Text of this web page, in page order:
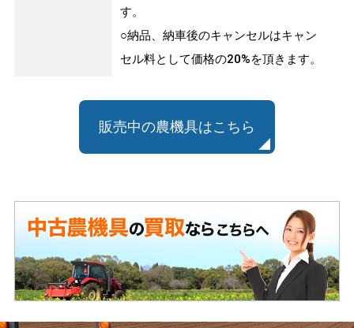
す。
○納品、納車後のキャンセルはキャン
セル料として価格の20%を頂きます。
販売中の農機具はこちら